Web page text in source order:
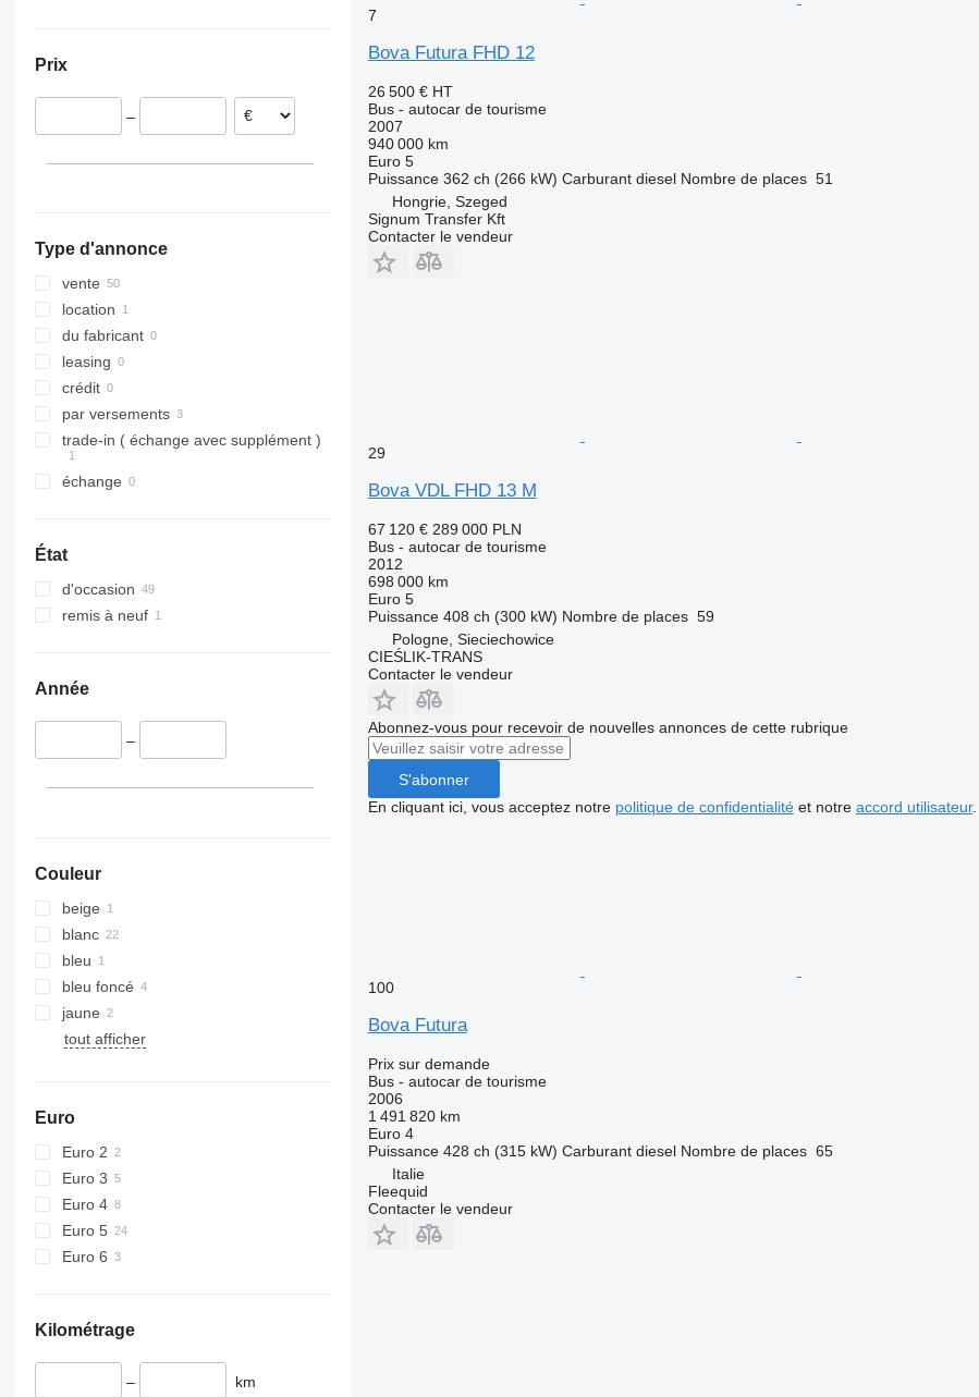
Hongrie
Italie
Prix
–
Type d'annonce
vente
location
du fabricant
leasing
crédit
par versements
trade-in ( échange avec supplément )
échange
État
d'occasion
remis à neuf
Année
–
Couleur
beige
blanc
bleu
bleu foncé
jaune
tout afficher
Euro
Euro 2
Euro 3
Euro 4
Euro 5
Euro 6
Kilométrage
– km
7
Bova Futura FHD 12
26 500 € HT
Bus - autocar de tourisme
2007
940 000 km
Euro 5
Puissance 362 ch (266 kW) Carburant diesel Nombre de places 51
Hongrie, Szeged
Signum Transfer Kft
Contacter le vendeur
29
Bova VDL FHD 13 M
67 120 € 289 000 PLN
Bus - autocar de tourisme
2012
698 000 km
Euro 5
Puissance 408 ch (300 kW) Nombre de places 59
Pologne, Sieciechowice
CIEŚLIK-TRANS
Contacter le vendeur
Abonnez-vous pour recevoir de nouvelles annonces de cette rubrique
S'abonner
En cliquant ici, vous acceptez notre politique de confidentialitéet notre accord utilisateur.
100
Bova Futura
Prix sur demande
Bus - autocar de tourisme
2006
1 491 820 km
Euro 4
Puissance 428 ch (315 kW) Carburant diesel Nombre de places 65
Italie
Fleequid
Contacter le vendeur